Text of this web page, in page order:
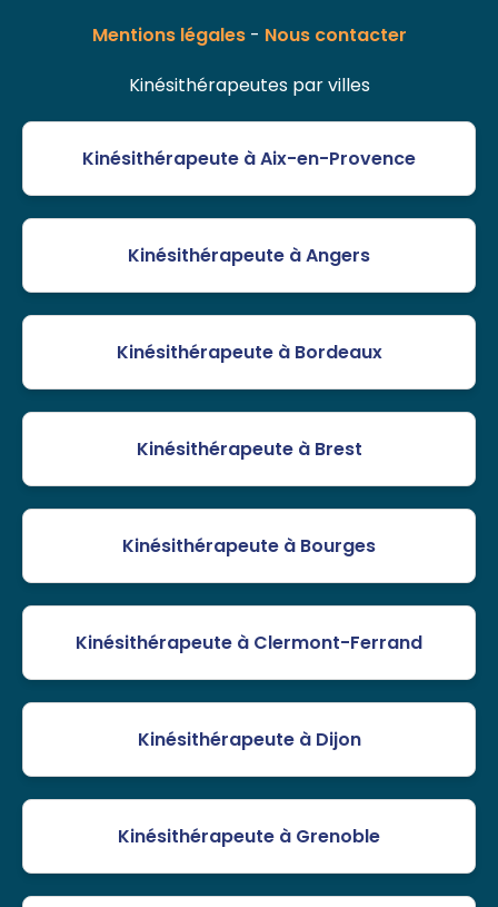
Mentions légales- Nous contacter
Kinésithérapeutes par villes
Kinésithérapeute à Aix-en-Provence
Kinésithérapeute à Angers
Kinésithérapeute à Bordeaux
Kinésithérapeute à Brest
Kinésithérapeute à Bourges
Kinésithérapeute à Clermont-Ferrand
Kinésithérapeute à Dijon
Kinésithérapeute à Grenoble